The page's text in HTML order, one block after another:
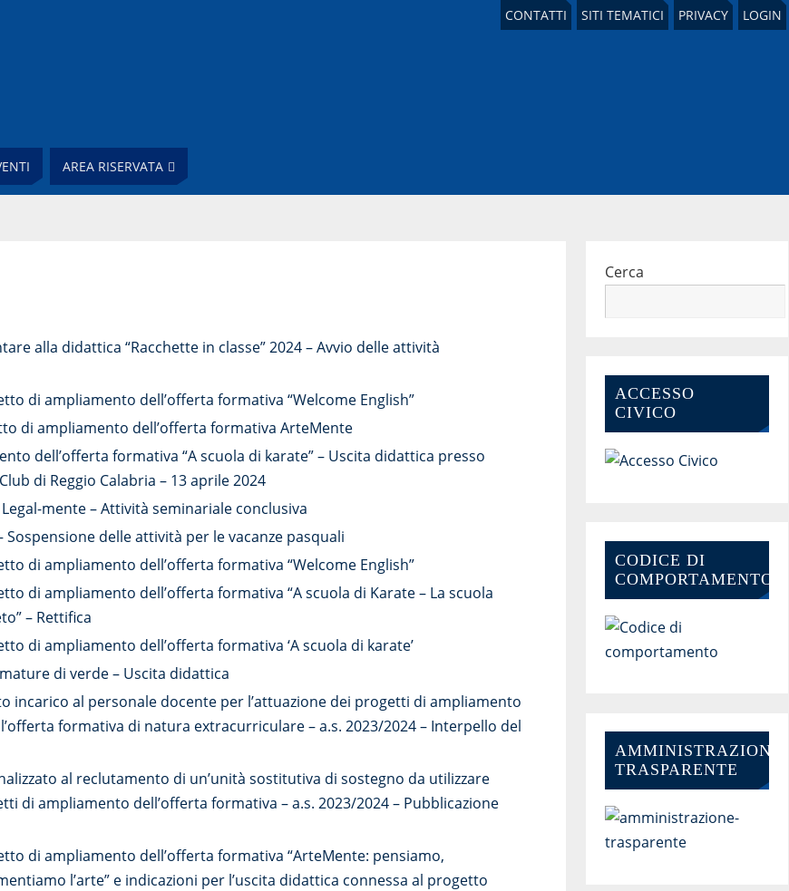
CONTATTI SITI TEMATICI PRIVACY LOGIN
AREA RISERVATA
alla didattica “Racchette in classe” 2024 – Avvio delle attività
di ampliamento dell’offerta formativa “Welcome English”
di ampliamento dell’offerta formativa ArteMente
dell’offerta formativa “A scuola di karate” – Uscita didattica presso
di Reggio Calabria – 13 aprile 2024
mente – Attività seminariale conclusiva
Sospensione delle attività per le vacanze pasquali
di ampliamento dell’offerta formativa “Welcome English”
di ampliamento dell’offerta formativa “A scuola di Karate – La scuola
– Rettifica
di ampliamento dell’offerta formativa ‘A scuola di karate’
di verde – Uscita didattica
incarico al personale docente per l’attuazione dei progetti di ampliamento
formativa di natura extracurriculare – a.s. 2023/2024 – Interpello del
al reclutamento di un’unità sostitutiva di sostegno da utilizzare
di ampliamento dell’offerta formativa – a.s. 2023/2024 – Pubblicazione
di ampliamento dell’offerta formativa “ArteMente: pensiamo,
l’arte” e indicazioni per l’uscita didattica connessa al progetto
Cerca
ACCESSO
CIVICO
CODICE DI
COMPORTAMENTO
AMMINISTRAZIONE-
TRASPARENTE